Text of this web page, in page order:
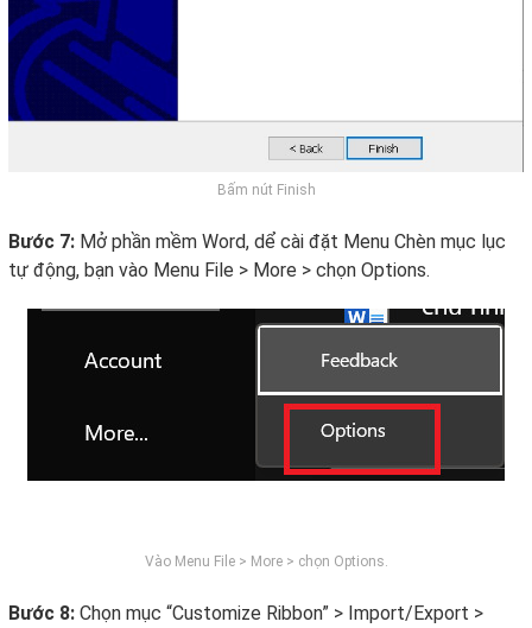
Bấm nút Finish
Bước 7: Mở phần mềm Word, dể cài đặt Menu Chèn mục lục
tự động, bạn vào Menu File > More > chọn Options.
Vào Menu File > More > chọn Options.
Bước 8: Chọn mục “Customize Ribbon” > Import/Export >